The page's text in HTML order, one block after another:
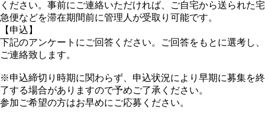
ください。事前にご連絡いただければ、ご自宅から送られた宅
急便などを滞在期間前に管理人が受取り可能です。
【申込】
下記のアンケートにご回答ください。ご回答をもとに選考し、
ご連絡致します。
※申込締切り時期に関わらず、申込状況により早期に募集を終
了する場合がありますので予めご了承ください。
参加ご希望の方はお早めにご応募ください。